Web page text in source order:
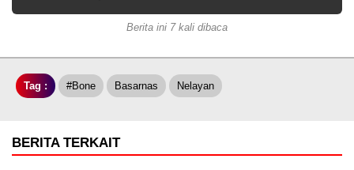
Berita ini 7 kali dibaca
Tag : #bone Basarnas Nelayan
BERITA TERKAIT